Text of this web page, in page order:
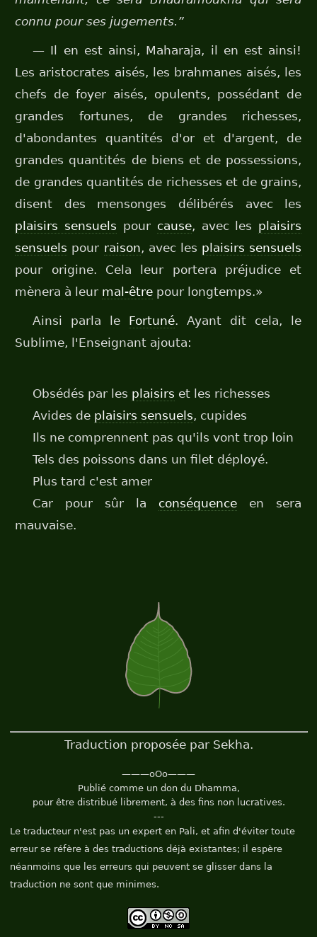
connu pour ses jugements.”
— Il en est ainsi, Maharaja, il en est ainsi!
Les aristocrates aisés, les brahmanes aisés, les
chefs de foyer aisés, opulents, possédant de
grandes fortunes, de grandes richesses,
d'abondantes quantités d'or et d'argent, de
grandes quantités de biens et de possessions,
de grandes quantités de richesses et de grains,
disent des mensonges délibérés avec les
plaisirs sensuels pour cause, avec les plaisirs
sensuels pour raison, avec les plaisirs sensuels
pour origine. Cela leur portera préjudice et
mènera à leur mal-être pour longtemps.»
Ainsi parla le Fortuné. Ayant dit cela, le
Sublime, l'Enseignant ajouta:
Obsédés par les plaisirs et les richesses
Avides de plaisirs sensuels, cupides
Ils ne comprennent pas qu'ils vont trop loin
Tels des poissons dans un filet déployé.
Plus tard c'est amer
Car pour sûr la conséquence en sera
mauvaise.
Traduction proposée par Sekha.
———oOo———
Publié comme un don du Dhamma,
pour être distribué librement, à des fins non lucratives.
---
Le traducteur n'est pas un expert en Pali, et afin d'éviter toute
erreur se réfère à des traductions déjà existantes; il espère
néanmoins que les erreurs qui peuvent se glisser dans la
traduction ne sont que minimes.